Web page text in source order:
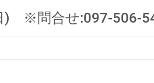
※問合せ:097-506-